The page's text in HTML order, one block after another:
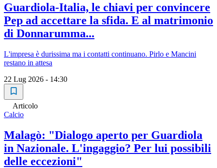
Guardiola-Italia, le chiavi per convincere
Pep ad accettare la sfida. E al matrimonio
di Donnarumma...
L'impresa è durissima ma i contatti continuano. Pirlo e Mancini
restano in attesa
22 Lug 2026 - 14:30
Articolo
Calcio
Malagò: "Dialogo aperto per Guardiola
in Nazionale. L'ingaggio? Per lui possibili
delle eccezioni"